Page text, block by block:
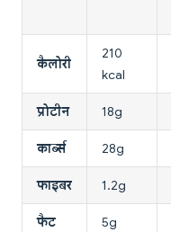
कैलोरी
210
kcal
प्रोटीन 18g
कार्ब्स 28g
फाइबर 1.2g
फैट 5g